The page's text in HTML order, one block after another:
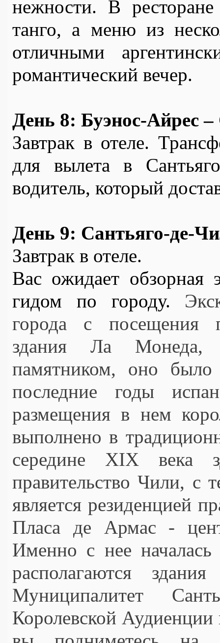
нежности. В ресторане
танго, а меню из
отличными
романтический вечер.
День 8: Буэнос-Айрес
Завтрак в отеле.
для вылета в
водитель, который
День 9: Сантьяго-де-
Завтрак в отеле.
Вас ожидает обзорная
гидом по городу.
города с посещения
здания Ла Монеда,
памятником, оно было
последние годы
размещения в нем
выполнено в
середине XIX века
правительство Чили, с
является резиденцией
Пласа де Армас -
Именно с нее
располагаются
Муниципалитет
Королевской